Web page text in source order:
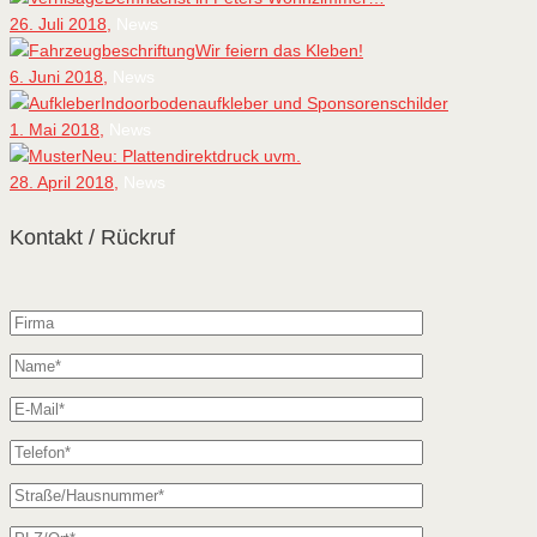
26. Juli 2018,
Wir feiern das Kleben!
6. Juni 2018,
Indoorbodenaufkleber und Sponsorenschilder
1. Mai 2018,
Neu: Plattendirektdruck uvm.
28. April 2018,
Kontakt / Rückruf